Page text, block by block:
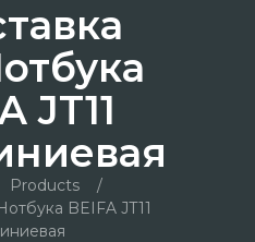
JT11
Products
/
BEIFA JT11